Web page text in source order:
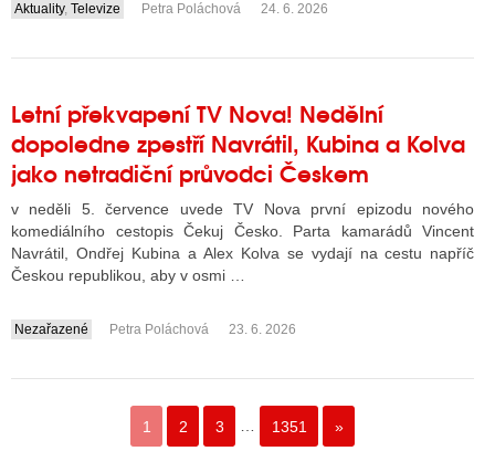
....
Aktuality, Televize Petra Poláchová 24. 6. 2026
Letní překvapení TV Nova! Nedělní
dopoledne zpestří Navrátil, Kubina a Kolva
jako netradiční průvodci Českem
v neděli 5. července uvede TV Nova první epizodu nového
komediálního cestopis Čekuj Česko. Parta kamarádů Vincent
Navrátil, Ondřej Kubina a Alex Kolva se vydají na cestu napříč
Českou republikou, aby v osmi …
....
Nezařazené Petra Poláchová 23. 6. 2026
1 2 3 1351 »